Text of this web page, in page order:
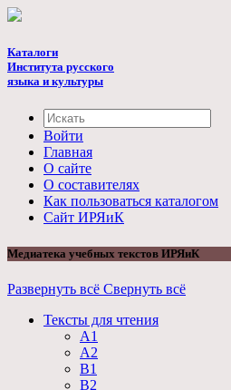
Каталоги
Института русского
языка и культуры
Войти
Главная
О сайте
О составителях
Как пользоваться каталогом
Cайт ИРЯиК
Медиатека учебных текстов ИРЯиК
Развернуть всё Свернуть всё
Тексты для чтения
А1
А2
B1
B2